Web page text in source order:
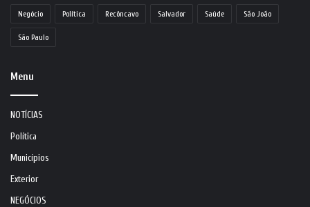
Negócio Política Recôncavo Salvador Saúde São João
São Paulo
Menu
NOTÍCIAS
Política
Municípios
Exterior
NEGÓCIOS